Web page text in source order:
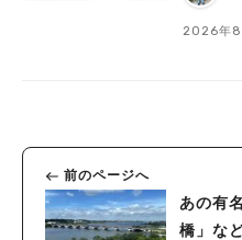
2026年8
前のページへ
あの有
橋」な